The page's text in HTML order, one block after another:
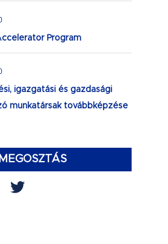
Program
igazgatási és gazdasági
munkatársak továbbképzése
MEGOSZTÁS
LinkedIn